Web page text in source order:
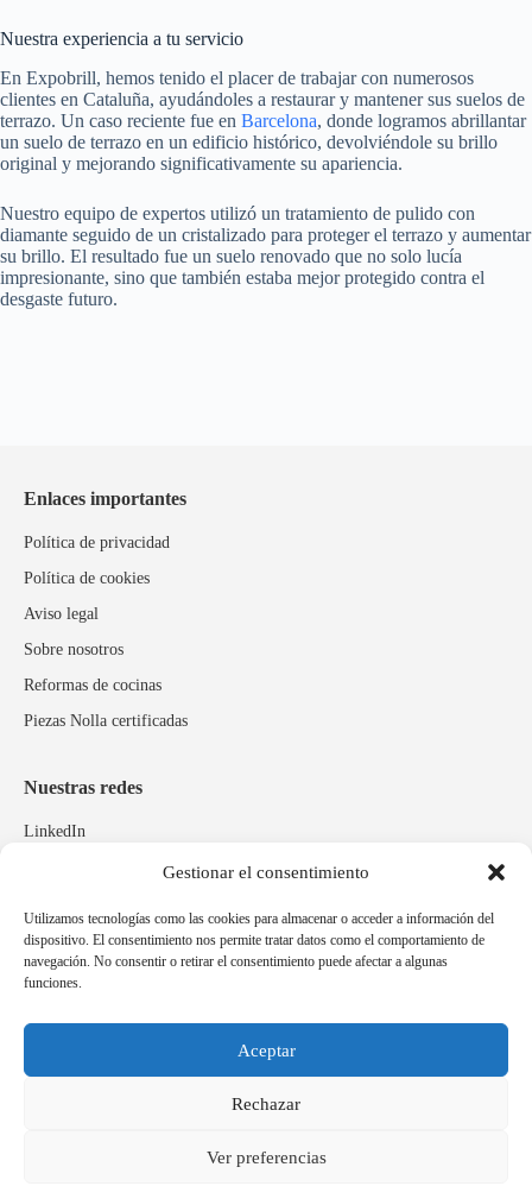
Gestionar el consentimiento
Utilizamos tecnologías como las cookies para almacenar o acceder a información del
dispositivo. El consentimiento nos permite tratar datos como el comportamiento de
navegación. No consentir o retirar el consentimiento puede afectar a algunas
funciones.
Aceptar
Rechazar
Ver preferencias
Nuestra experiencia a tu servicio
En Expobrill, hemos tenido el placer de trabajar con numerosos
clientes en Cataluña, ayudándoles a restaurar y mantener sus suelos de
terrazo. Un caso reciente fue en Barcelona, donde logramos abrillantar
un suelo de terrazo en un edificio histórico, devolviéndole su brillo
original y mejorando significativamente su apariencia.
Nuestro equipo de expertos utilizó un tratamiento de pulido con
diamante seguido de un cristalizado para proteger el terrazo y aumentar
su brillo. El resultado fue un suelo renovado que no solo lucía
impresionante, sino que también estaba mejor protegido contra el
desgaste futuro.
Enlaces importantes
Política de privacidad
Política de cookies
Aviso legal
Sobre nosotros
Reformas de cocinas
Piezas Nolla certificadas
Nuestras redes
LinkedIn
Marcas relacionadas
Idioma